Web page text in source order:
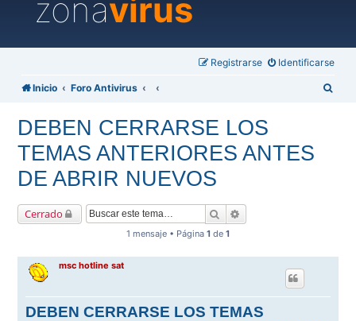
zonavirus
Identificarse
Registrarse
Inicio Foro Antivirus
DEBEN CERRARSE LOS
TEMAS ANTERIORES ANTES
DE ABRIR NUEVOS
Cerrado Buscar
1 mensaje • Página 1 de 1
msc hotline sat
DEBEN CERRARSE LOS TEMAS